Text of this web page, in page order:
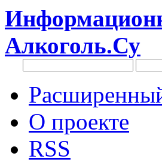
Алкоголь.Су
О проекте
RSS